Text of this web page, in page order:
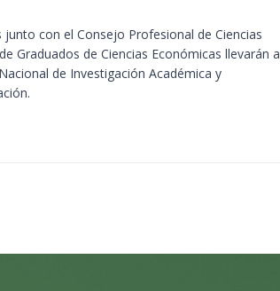
con el Consejo Profesional de Ciencias
Graduados de Ciencias Económicas llevarán a
de Investigación Académica y